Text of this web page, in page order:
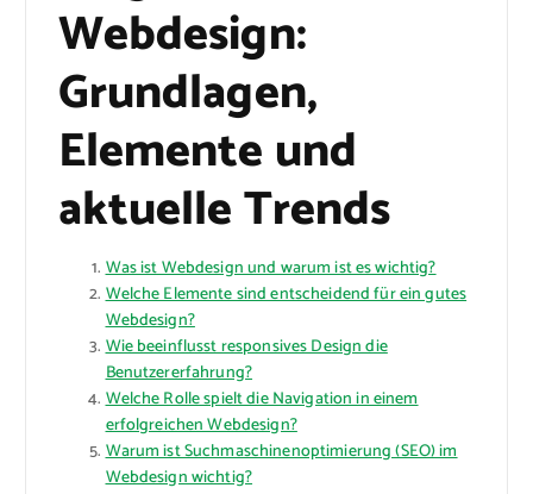
Webdesign:
Grundlagen,
Elemente und
aktuelle Trends
Was ist Webdesign und warum ist es wichtig?
Welche Elemente sind entscheidend für ein gutes
Webdesign?
Wie beeinflusst responsives Design die
Benutzererfahrung?
Welche Rolle spielt die Navigation in einem
erfolgreichen Webdesign?
Warum ist Suchmaschinenoptimierung (SEO) im
Webdesign wichtig?